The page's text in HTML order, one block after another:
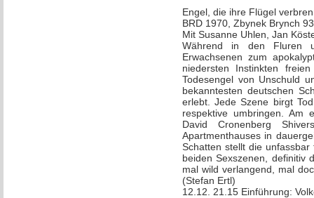
Engel, die ihre Flügel
BRD 1970, Zbynek Brynch
Mit Susanne Uhlen, Jan
Während in den Fluren
Erwachsenen zum
niedersten Instinkten
Todesengel von Unschuld
bekanntesten deutschen
erlebt. Jede Szene birgt
respektive umbringen. Am
David Cronenberg
Apartmenthauses in
Schatten stellt die
beiden Sexszenen, definitiv
mal wild verlangend, mal
(Stefan Ertl)
12.12. 21.15 Einführung: